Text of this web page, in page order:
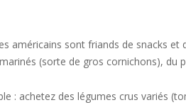
américains sont friands de snacks
(sorte de gros cornichons), du
: achetez des légumes crus variés